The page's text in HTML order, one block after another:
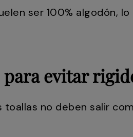
ser 100% algodón,
para evitar
toallas no deben salir